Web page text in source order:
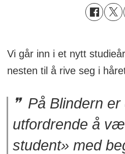
Vi går inn i et nytt
nesten til å rive seg i
På Blindern er
utfordrende å
student» med